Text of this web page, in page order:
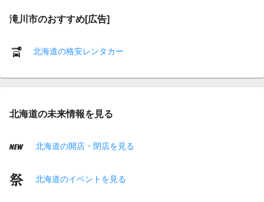
滝川市のおすすめ[広告]
北海道の格安レンタカー
北海道の未来情報を見る
北海道の開店・閉店を見る
北海道のイベントを見る